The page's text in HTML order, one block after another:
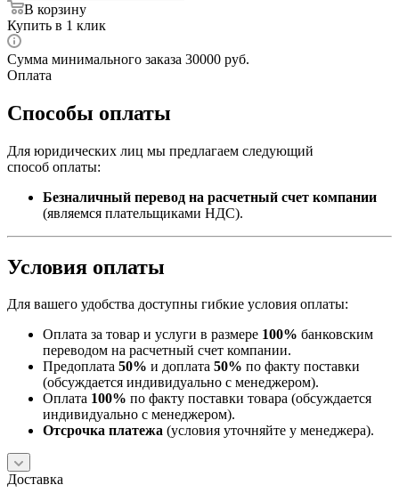
В корзину
Купить в 1 клик
Сумма минимального заказа 30000 руб.
Оплата
Способы оплаты
Для юридических лиц мы предлагаем следующий
способ оплаты:
Безналичный перевод на расчетный счет компании
(являемся плательщиками НДС).
Условия оплаты
Для вашего удобства доступны гибкие условия оплаты:
Оплата за товар и услуги в размере 100% банковским
переводом на расчетный счет компании.
Предоплата 50% и доплата 50% по факту поставки
(обсуждается индивидуально с менеджером).
Оплата 100% по факту поставки товара (обсуждается
индивидуально с менеджером).
Отсрочка платежа (условия уточняйте у менеджера).
Доставка